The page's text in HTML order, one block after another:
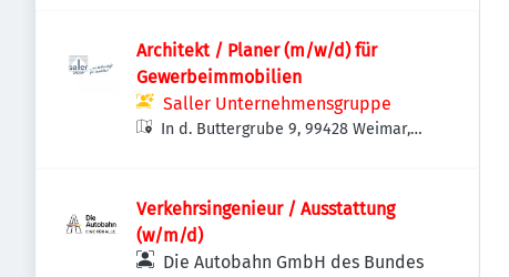
Architekt / Planer (m/w/d) für
Gewerbeimmobilien
Saller Unternehmensgruppe
In d. Buttergrube 9, 99428 Weimar,
Verkehrsingenieur / Ausstattung
(w/m/d)
Die Autobahn GmbH des Bundes